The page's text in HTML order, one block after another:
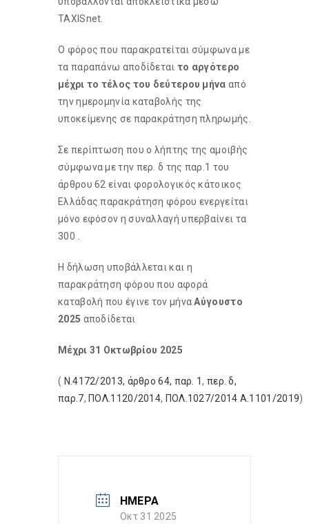
TAXISnet.
Ο φόρος που παρακρατείται σύμφωνα με
τα παραπάνω αποδίδεται το αργότερο
μέχρι το τέλος του δεύτερου μήνα από
την ημερομηνία καταβολής της
υποκείμενης σε παρακράτηση πληρωμής.
Σε περίπτωση που ο λήπτης της αμοιβής
σύμφωνα με την περ. δ της παρ.1 του
άρθρου 62 είναι φορολογικός κάτοικος
Ελλάδας παρακράτηση φόρου ενεργείται
μόνο εφόσον η συναλλαγή υπερβαίνει τα
300 .
Η δήλωση υποβάλλεται και η
παρακράτηση φόρου που αφορά
καταβολή που έγινε τον μήναΑύγουστο
2025 αποδίδεται
Μέχρι 31 Οκτωβρίου 2025
( Ν.4172/2013, άρθρο 64, παρ. 1, περ. δ,
παρ.7, ΠΟΛ.1120/2014, ΠΟΛ.1027/2014 A.1101/2019)
ΗΜΕΡΑ
Οκτ 31 2025